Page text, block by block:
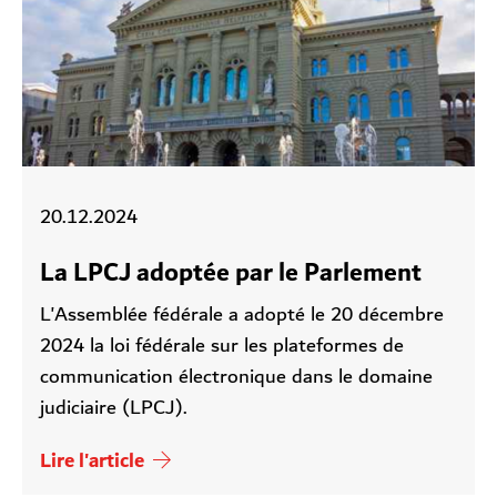
20.12.2024
La LPCJ adoptée par le Parlement
L'Assemblée fédérale a adopté le 20 décembre
2024 la loi fédérale sur les plateformes de
communication électronique dans le domaine
judiciaire (LPCJ).
Lire l'article